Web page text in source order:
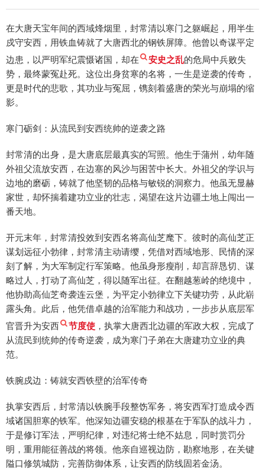
在大唐天宝年间的西域烽烟里，封常清以寒门之躯崛起，用半生
戍守安西，用铁血铸就了大唐西北的钢铁屏障。他曾以奇谋平定
边患，以严明军纪震慑诸国，却在
安史之乱的危局中兵败失
势，最终蒙冤赴死。这位出身贫寒的名将，一生是逆袭的传奇，
更是时代的悲歌，其功业与冤屈，镌刻着盛唐的荣光与崩塌的缩
影。
寒门砺剑：从流民到安西统帅的逆袭之路
封常清的出身，是大唐底层最真实的写照。他生于蒲州，幼年随
外祖父流放安西，在边塞的风沙与困苦中长大。外祖父的学识与
边地的磨砺，铸就了他坚韧的品格与敏锐的洞察力。他虽无显赫
家世，却怀揣着建功立业的壮志，渴望在这片边疆土地上闯出一
番天地。
开元末年，封常清投效到安西名将高仙芝麾下。彼时的高仙芝正
谋划远征小勃律，封常清主动请缨，凭借对西域地形、民情的深
刻了解，为大军制定行军策略。他虽身形瘦削，却言辞恳切、谋
略过人，打动了高仙芝，得以随军出征。在翻越葱岭的绝境中，
他协助高仙芝奇袭连云堡，为平定小勃律立下关键功劳，从此崭
露头角。此后，他凭借卓越的治军能力和战功，一步步从底层军
官晋升为安西
节度使 ，执掌大唐西北边疆的军政大权，完成了
从流民到统帅的传奇逆袭，成为寒门子弟在大唐建功立业的典
范。
铁腕戍边：铸就安西铁壁的治军传奇
执掌安西后，封常清以铁腕手段整饬军务，将安西军打造成令西
域诸国胆寒的铁军。他深知边疆安稳的根基在于军队的战斗力，
于是修订军法，严明纪律，对违纪将士绝不姑息，同时赏罚分
明，重用能征善战的将领。他亲自巡视边防，勘察地形，在关键
隘口修筑城防，完善防御体系，让安西的防线固若金汤。